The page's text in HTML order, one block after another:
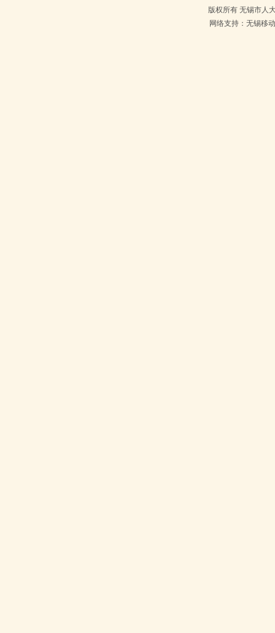
版权所有 无锡市人
网络支持：无锡移